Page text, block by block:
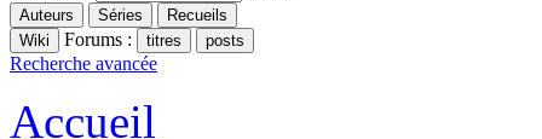
Forums :
Recherche avancée
Accueil